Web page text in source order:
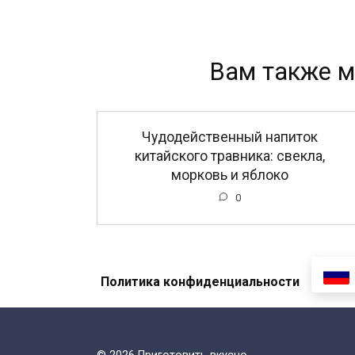
Вам также
Чудодейственный напиток
китайского травника: свекла,
морковь и яблоко
0
Политика конфиденциальности